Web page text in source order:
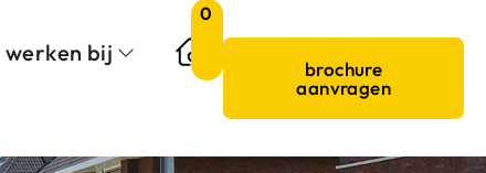
werken bij
0
brochure
aanvragen